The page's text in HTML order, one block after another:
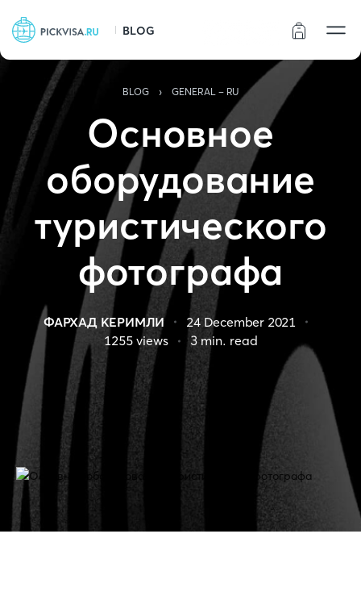
BLOG
BLOG › GENERAL - RU
Основное
оборудование
туристического
фотографа
ФАРХАД КЕРИМЛИ
24 December 2021
1255views 3min. read